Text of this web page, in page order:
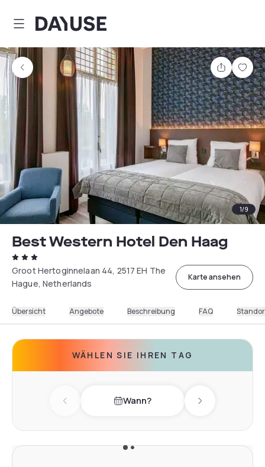
Dayuse
Teilen
1/9
Best Western Hotel Den Haag
Groot Hertoginnelaan 44, 2517 EH The
Hague, Netherlands
Karte ansehen
Übersicht Angebote Beschreibung FAQ
WÄHLEN SIE IHREN TAG
Previous day Wann? Next day